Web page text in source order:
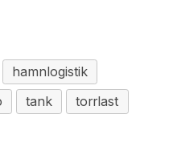
hamnlogistik
tank
torrlast